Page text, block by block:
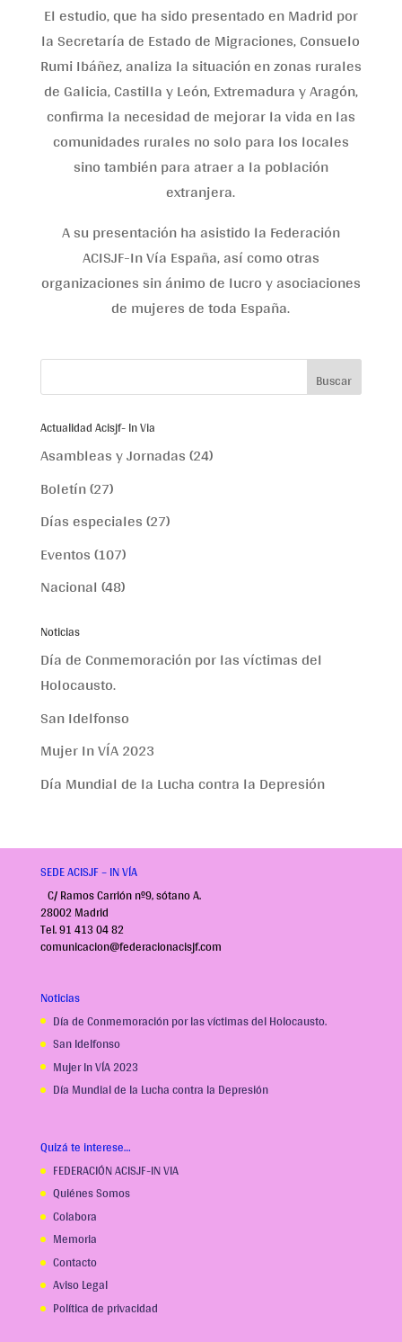
El estudio, que ha sido presentado en Madrid por
la Secretaría de Estado de Migraciones, Consuelo
Rumi Ibáñez, analiza la situación en zonas rurales
de Galicia, Castilla y León, Extremadura y Aragón,
confirma la necesidad de mejorar la vida en las
comunidades rurales no solo para los locales
sino también para atraer a la población
extranjera.
A su presentación ha asistido la Federación
ACISJF-In Vía España, así como otras
organizaciones sin ánimo de lucro y asociaciones
de mujeres de toda España.
Actualidad Acisjf- In Via
Asambleas y Jornadas(24)
Boletín(27)
Días especiales(27)
Eventos(107)
Nacional(48)
Noticias
Día de Conmemoración por las víctimas del
Holocausto.
San Idelfonso
Mujer In VÍA 2023
Día Mundial de la Lucha contra la Depresión
SEDE ACISJF – IN VÍA
C/ Ramos Carrión nº9, sótano A.
28002 Madrid
Tel. 91 413 04 82
comunicacion@federacionacisjf.com
Noticias
Día de Conmemoración por las víctimas del Holocausto.
San Idelfonso
Mujer In VÍA 2023
Día Mundial de la Lucha contra la Depresión
Quizá te interese…
FEDERACIÓN ACISJF-IN VIA
Quiénes Somos
Colabora
Memoria
Contacto
Aviso Legal
Política de privacidad